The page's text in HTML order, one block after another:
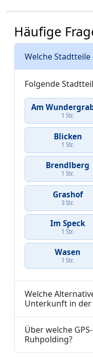
Häufige
Welche
Folgende
Am
1 Str.
Blicken
1 Str.
Brendlberg
1 Str.
Grashof
3 Str.
Im Speck
1 Str.
Wasen
1 Str.
Welche
Unterkunft in der
Über welche
Ruhpolding?